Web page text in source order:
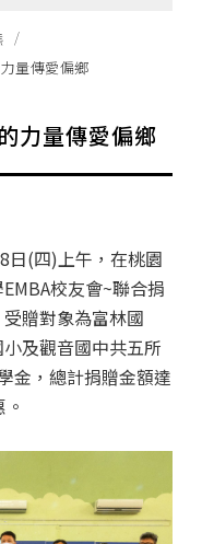
量傳愛偏鄉
力量傳愛偏鄉
日(四)上午，在桃園
校友會~聯合捐
贈對象為富林國
及觀音國中共五所
金，總計捐贈金額達